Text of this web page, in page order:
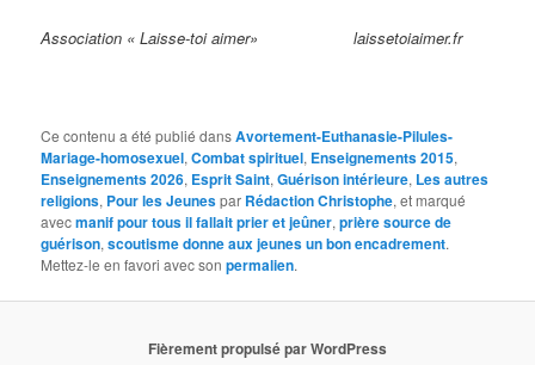
Association « Laisse-toi aimer» laissetoiaimer.fr
Ce contenu a été publié dansAvortement-Euthanasie-Pilules-
Mariage-homosexuel,Combat spirituel, Enseignements 2015,
Enseignements 2026, Esprit Saint,Guérison intérieure, Les autres
religions, Pour les Jeunespar Rédaction Christophe, et marqué
avecmanif pour tous il fallait prier et jeûner,prière source de
guérison,scoutisme donne aux jeunes un bon encadrement.
Mettez-le en favori avec sonpermalien.
Fièrement propulsé par WordPress